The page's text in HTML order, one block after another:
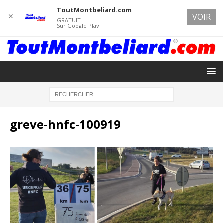
greve-hnfc-100919
✕
ToutMontbeliard.com
GRATUIT
Sur Google Play
VOIR